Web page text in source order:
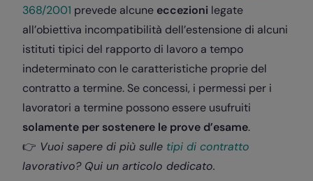
368/2001 prevede alcune eccezioni legate
all’obiettiva incompatibilità dell’estensione di alcuni
istituti tipici del rapporto di lavoro a tempo
indeterminato con le caratteristiche proprie del
contratto a termine. Se concessi, i permessi per i
lavoratori a termine possono essere usufruiti
solamente per sostenere le prove d’esame.
👉 Vuoi sapere di più sulle tipi di contratto
lavorativo? Qui un articolo dedicato.